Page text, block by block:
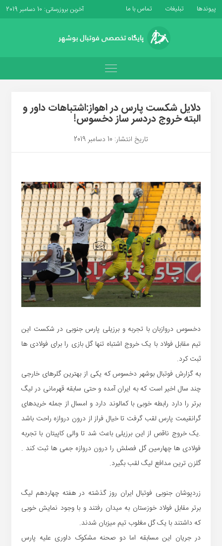
پیوندها تبلیغات تماس با ما آخرین بروزرسانی: 10 دسامبر 2019
دلایل شکست پارس در اهواز:اشتباهات داور و
البته خروج دردسر ساز دخسوس!
تاریخ انتشار: 10 دسامبر 2019
دخسوس دروازبان با تجربه و برزیلی پارس جنوبی در شکست این
تیم مقابل فولاد با یک خروج اشتباه تنها گل بازی را برای فولادی ها
ثبت کرد.
به گزارش فوتبال بوشهر دخسوس که یکی از بهترین گلرهای خارجی
چند سال اخیر است که به ایران آمده و حتی سابقه قهرمانی در لیگ
برتر را دارد رابطه خوبی با کمالوند دارد و امسال از جمله خریدهای
گرانقیمت پارس لقب گرفت تا خیال فراز از درون دروازه راحت باشد
.یک خروج ناقص از این برزیلی باعث شد تا والی کاپیتان با تجربه
فولادی ها چهارمین گل فصلش را درون دروازه جمی ها ثبت کند .
گلزن ترین مدافع لیگ لقب بگیرد.
زردپوشان جنوبی فوتبال ایران روز گذشته در هفته چهاردهم لیگ
برتر مقابل فولاد خوزستان به میدان رفتند و با وجود نمایش خوبی
که داشتند با یک گل مغلوب تیم میزبان شدند.
در جریان این مسابقه اما دو صحنه مشکوک داوری علیه پارس